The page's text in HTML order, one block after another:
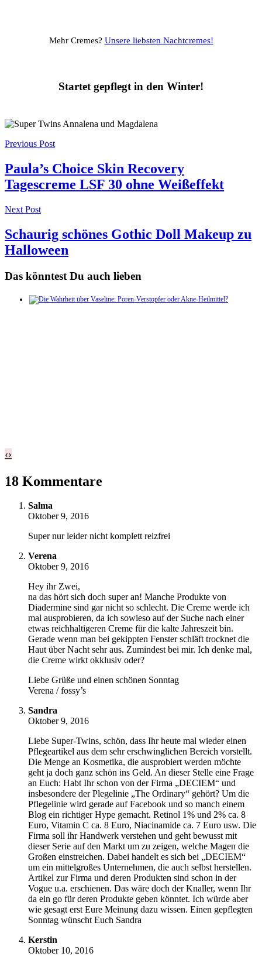
Mehr Cremes? Unsere liebsten Nachtcremes!
Startet gepflegt in den Winter!
Post
navigation
Previous Post
Paula’s Choice Skin Recovery
Tagescreme LSF 30 ohne Weißeffekt
Next Post
Schaurig schönes Gothic Doll Makeup zu
Halloween
Das könntest Du auch lieben
‹›
18 Kommentare
Salma
Oktober 9, 2016
Super nur leider nicht komplett reizfrei
Verena
Oktober 9, 2016
Hey ihr Zwei,
na das hört sich doch super an! Manche Produkte von
Diadermine sind gar nicht so schlecht. Die Creme werde ich
mal ausprobieren, da ich sowieso auf der Suche nach einer
etwas reichhaltigeren Creme für die kalte Jahreszeit bin.
Gerade wenn man bei gekippten Fenster schläft trocknet die
Haut über Nacht sehr aus. Zumindest bei mir. Ich denke mal,
die Creme wirkt okklusiv oder?
Liebe Grüße und einen schönen Sonntag
Verena / fossy’s
Sandra
Oktober 9, 2016
Liebe Super-Twins, schön, dass Ihr heute mal wieder einen
Pflegeartikel aus dem sehr erschwinglichen Bereich vorstellt.
Die Menge an Kosmetika, die ausprobiert werden möchte
geht ja doch ganz schön ins Geld. An dieser Stelle eine Frage
an Euch: Habt Ihr schon von der Firma „DECIEM“ und
insbesondere der Plegelinie „The Ordinary“ gehört? Um die
Pflegelinie wird gerade auf Facebook und so manch einem
Blog ein richtiger Hype gemacht. Retinol 1% und 2% ca. 8
Euro, Vitamin C ca. 8 Euro, Niacinamide ca. 7 Euro usw. Die
Firma soll ihr Handwerk verstehen und geht bewusst mit
dieser Serie auf den Markt um zu zeigen, welche Magen die
Großen einstreichen. Dabei handelt es sich bei „DECIEM“
um ein mittelgroßes Unternehmen, die auch selbst herstellen.
Artikel zur Firma und deren Produkten sind schon in der
Vogue u.a. erschienen. Das wäre doch der Knaller, wenn Ihr
da ein go für deren Produkte geben könntet. Ich würde aber
wie gesagt erst Eure Meinung dazu wissen. Einen gepflegten
Sonntag wünscht Euch Sandra
Kerstin
Oktober 10, 2016